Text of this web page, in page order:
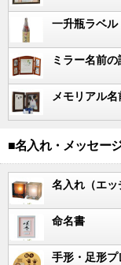
一升瓶ラベル
ミラー名前の
メモリアル
■名入れ・メッセー
名入れ（エッ
命名書
手形・足形プ